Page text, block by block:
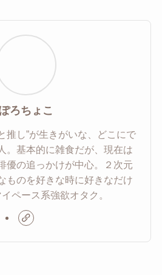
ろちょこ
推し”が生きがいな、どこにで
。基本的に雑食だが、現在は
優の追っかけが中心。２次元
ものを好きな時に好きなだけ
ペース系強欲オタク。